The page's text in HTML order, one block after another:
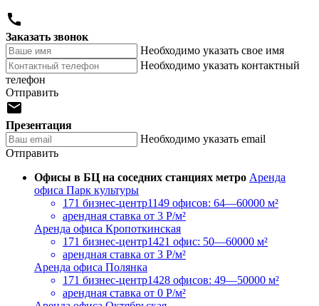

Заказать звонок
Необходимо указать свое имя
Необходимо указать контактный
телефон
Отправить

Презентация
Необходимо указать email
Отправить
Офисы в БЦ на соседних станциях метро Аренда
офиса Парк культуры
171 бизнес-центр1149 офисов: 64—60000 м²
арендная ставка от 3 Р/м²
Аренда офиса Кропоткинская
171 бизнес-центр1421 офис: 50—60000 м²
арендная ставка от 3 Р/м²
Аренда офиса Полянка
171 бизнес-центр1428 офисов: 49—50000 м²
арендная ставка от 0 Р/м²